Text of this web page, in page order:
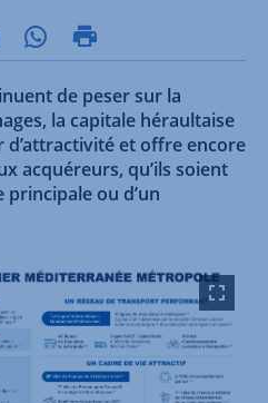
de peser sur la
la capitale héraultaise
et offre encore
acquéreurs, qu’ils soient
principale ou d’un